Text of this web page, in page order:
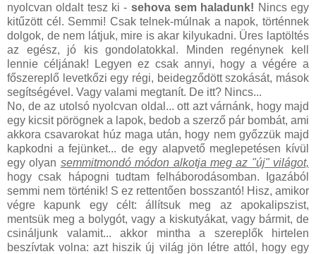
nyolcvan oldalt tesz ki - sehova sem haladunk! Nincs egy
kitűzött cél. Semmi! Csak telnek-múlnak a napok, történnek
dolgok, de nem látjuk, mire is akar kilyukadni. Üres laptöltés
az egész, jó kis gondolatokkal. Minden regénynek kell
lennie céljának! Legyen ez csak annyi, hogy a végére a
főszereplő levetkőzi egy régi, beidegződött szokását, mások
segítségével. Vagy valami megtanít. De itt? Nincs...
No, de az utolsó nyolcvan oldal... ott azt várnánk, hogy majd
egy kicsit pörögnek a lapok, bedob a szerző pár bombát, ami
akkora csavarokat húz maga után, hogy nem győzzük majd
kapkodni a fejünket... de egy alapvető meglepetésen kívül
egy olyan semmitmondó módon alkotja meg az "új" világot,
hogy csak hápogni tudtam felháborodásomban. Igazából
semmi nem történik! S ez rettentően bosszantó! Hisz, amikor
végre kapunk egy célt: állítsuk meg az apokalipszist,
mentsük meg a bolygót, vagy a kiskutyákat, vagy bármit, de
csináljunk valamit... akkor mintha a szereplők hirtelen
beszívtak volna: azt hiszik új világ jön létre attól, hogy egy